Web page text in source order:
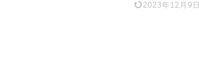
2023年12月9日